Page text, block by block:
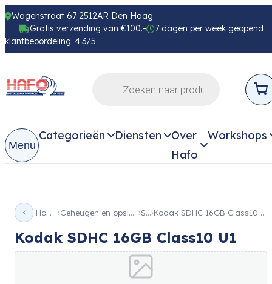
Wagenstraat 67 2512AR Den Haag
Gratis verzending van €100.-
7 dagen per week geopend
klantbeoordeling: 4.3/5
Menu
Categorieën Diensten
Over
Hafo
Workshops
Home Geheugen en opslag SD Kodak SDHC 16GB Class10 U1
Kodak SDHC 16GB Class10 U1